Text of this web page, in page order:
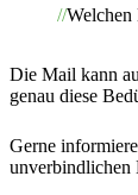
Welchen
Die Mail kann
genau diese
Gerne
unverbindlichen